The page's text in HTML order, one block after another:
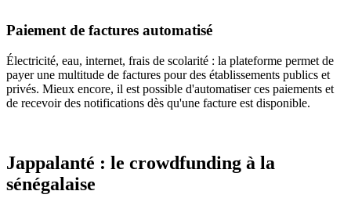
Paiement de factures automatisé
Électricité, eau, internet, frais de scolarité : la plateforme permet de
payer une multitude de factures pour des établissements publics et
privés. Mieux encore, il est possible d'automatiser ces paiements et
de recevoir des notifications dès qu'une facture est disponible.
Jappalanté : le crowdfunding à la
sénégalaise